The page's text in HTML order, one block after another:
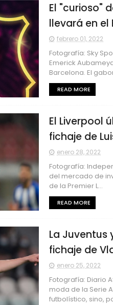
El "curioso"
llevará en el
febrero 01, 2022
Fotografía: Sky
Emerick
Barcelona. El
READ MORE
El Liverpool
fichaje de
enero 28, 2022
Fotografía:
del mercado de
de la Premier L...
READ MORE
La Juventus
fichaje de
enero 25, 2022
Fotografía: Diario
moda de la Serie
futbolístico, sino,